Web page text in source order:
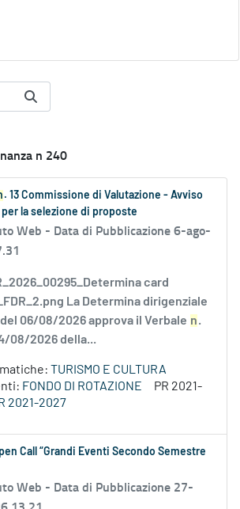
n 240
. 13 Commissione di Valutazione - Avviso
per la selezione di proposte
Web - Data di Pubblicazione 6-ago-
card
La Determina dirigenziale
del 06/08/2026 approva il Verbale n.
08/2026 della...
TURISMO E CULTURA
FONDO DI ROTAZIONE
PR 2021-
2021-2027
Call “Grandi Eventi Secondo Semestre
Web - Data di Pubblicazione 27-